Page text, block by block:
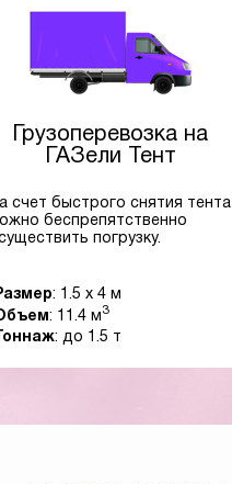
Грузоперевозка на
ГАЗели Тент
счет быстрого снятия тента
беспрепятственно
погрузку.
: 1.5 x 4 м
: 11.4 м 3
Тоннаж: до 1.5 т